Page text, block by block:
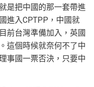
是把中國的那一套帶進
進入CPTPP，中國就
前台灣準備加入，英國
這個時候就奈何不了中
事國一票否決，只要中